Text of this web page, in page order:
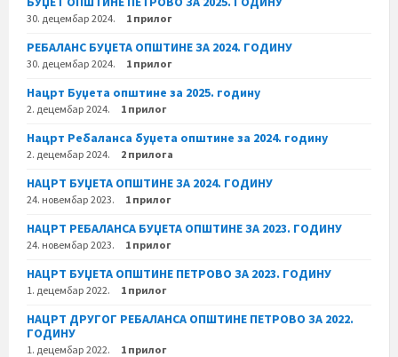
30. децембар 2024. 1 прилог
РЕБАЛАНС БУЏЕТА ОПШТИНЕ ЗА 2024. ГОДИНУ
30. децембар 2024. 1 прилог
Нацрт Буџета општине за 2025. годину
2. децембар 2024. 1 прилог
Нацрт Ребаланса буџета општине за 2024. годину
2. децембар 2024. 2 прилога
НАЦРТ БУЏЕТА ОПШТИНЕ ЗА 2024. ГОДИНУ
24. новембар 2023. 1 прилог
НАЦРТ РЕБАЛАНСА БУЏЕТА ОПШТИНЕ ЗА 2023. ГОДИНУ
24. новембар 2023. 1 прилог
НАЦРТ БУЏЕТА ОПШТИНЕ ПЕТРОВО ЗА 2023. ГОДИНУ
1. децембар 2022. 1 прилог
НАЦРТ ДРУГОГ РЕБАЛАНСА ОПШТИНЕ ПЕТРОВО ЗА 2022.
ГОДИНУ
1. децембар 2022. 1 прилог